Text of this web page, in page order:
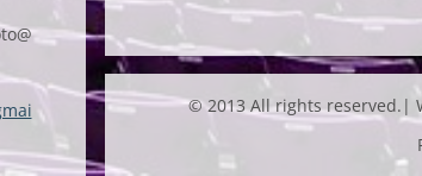
© 2013 All rights reserved.|